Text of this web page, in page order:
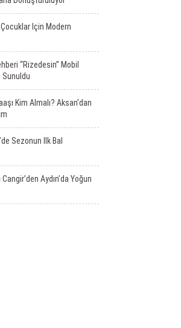
Için Modern
“Rizedesin” Mobil
Sunuldu
Kim Almalı? Aksan'dan
Sezonun Ilk Bal
Cangir’den Aydın’da Yoğun